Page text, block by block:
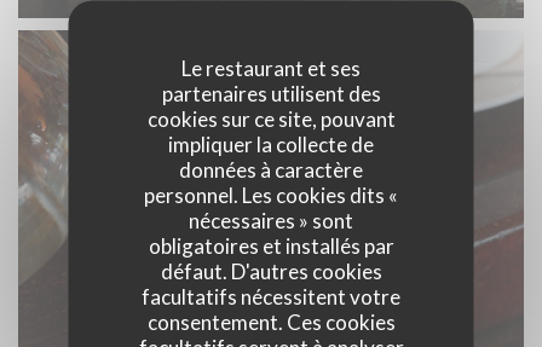
Le restaurant et ses
partenaires utilisent des
cookies sur ce site, pouvant
impliquer la collecte de
données à caractère
personnel. Les cookies dits «
nécessaires » sont
obligatoires et installés par
défaut. D'autres cookies
facultatifs nécessitent votre
consentement. Ces cookies